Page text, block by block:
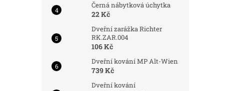
Černá nábytková úchytka
22 Kč
Dveřní zarážka Richter
RK.ZAR.004
106 Kč
Dveřní kování MP Alt-Wien
739 Kč
Dveřní kování